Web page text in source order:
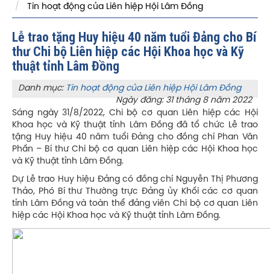
Tin hoạt động của Liên hiệp Hội Lâm Đồng
Lễ trao tặng Huy hiệu 40 năm tuổi Đảng cho Bí
thư Chi bộ Liên hiệp các Hội Khoa học và Kỹ
thuật tỉnh Lâm Đồng
Danh mục: Tin hoạt động của Liên hiệp Hội Lâm Đồng
Ngày đăng: 31 tháng 8 năm 2022
Sáng ngày 31/8/2022, Chi bộ cơ quan Liên hiệp các Hội
Khoa học và Kỹ thuật tỉnh Lâm Đồng đã tổ chức Lễ trao
tặng Huy hiệu 40 năm tuổi Đảng cho đồng chí Phan Văn
Phấn – Bí thư Chi bộ cơ quan Liên hiệp các Hội Khoa học
và Kỹ thuật tỉnh Lâm Đồng.
Dự Lễ trao Huy hiệu Đảng có đồng chí Nguyễn Thị Phương
Thảo, Phó Bí thư Thường trực Đảng ủy Khối các cơ quan
tỉnh Lâm Đồng và toàn thể đảng viên Chi bộ cơ quan Liên
hiệp các Hội Khoa học và Kỹ thuật tỉnh Lâm Đồng.